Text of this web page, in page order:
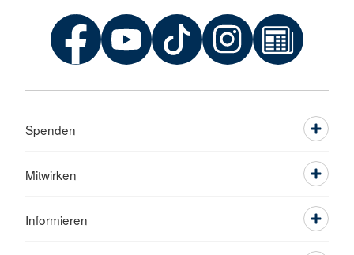
Spenden
Mitwirken
Informieren